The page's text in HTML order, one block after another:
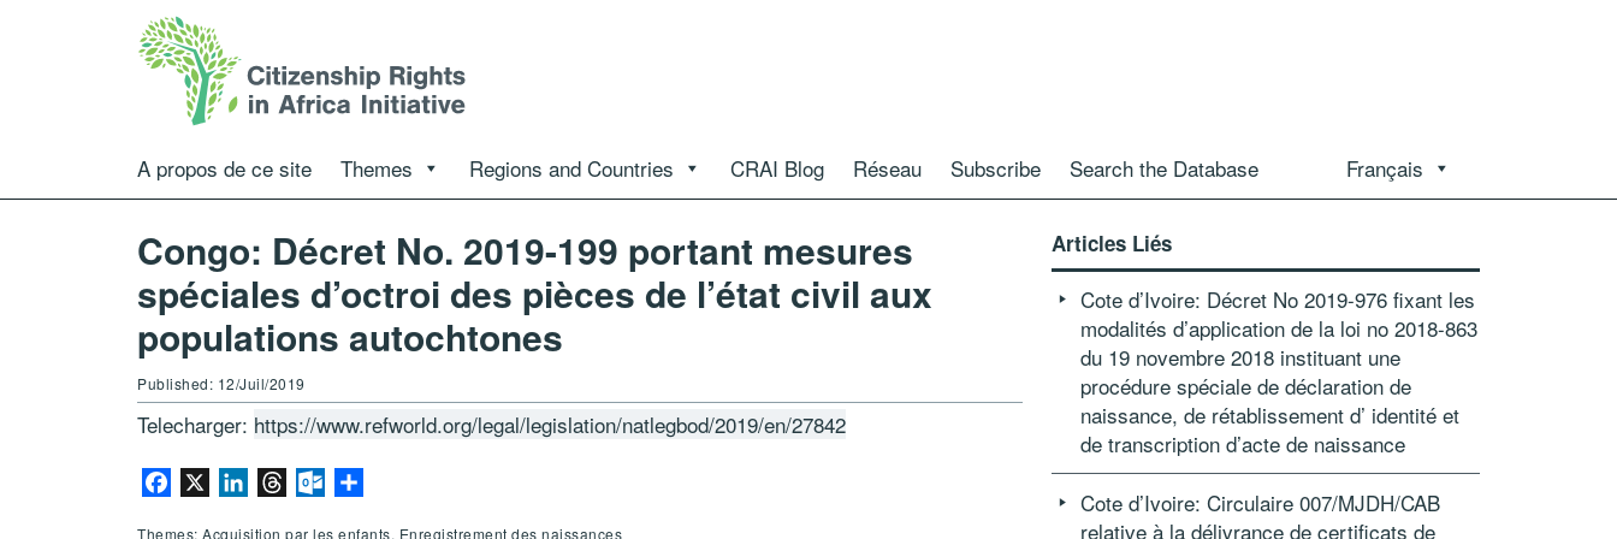
A propos de ce site Themes Regions and Countries CRAI Blog Réseau Subscribe Search the Database Français
Congo: Décret No. 2019-199 portant mesures
spéciales d’octroi des pièces de l’état civil aux
populations autochtones
Published: 12/Juil/2019
Telecharger: https://www.refworld.org/legal/legislation/natlegbod/2019/en/27842
Facebook LinkedInThreadsOutlook.com
Themes: Acquisition par les enfants, Enregistrement des naissances
Articles Liés
Cote d’Ivoire: Décret No 2019-976 fixant les
modalités d’application de la loi no 2018-863
du 19 novembre 2018 instituant une
procédure spéciale de déclaration de
naissance, de rétablissement d’ identité et
de transcription d’acte de naissance
Cote d’Ivoire: Circulaire 007/MJDH/CAB
relative à la délivrance de certificats de